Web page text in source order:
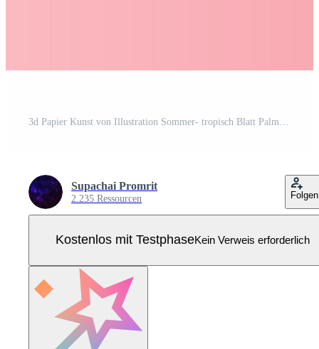
Supachai Promrit
2.235 Ressourcen Folgen
Kostenlos mit TestphaseKein Verweis erforderlich